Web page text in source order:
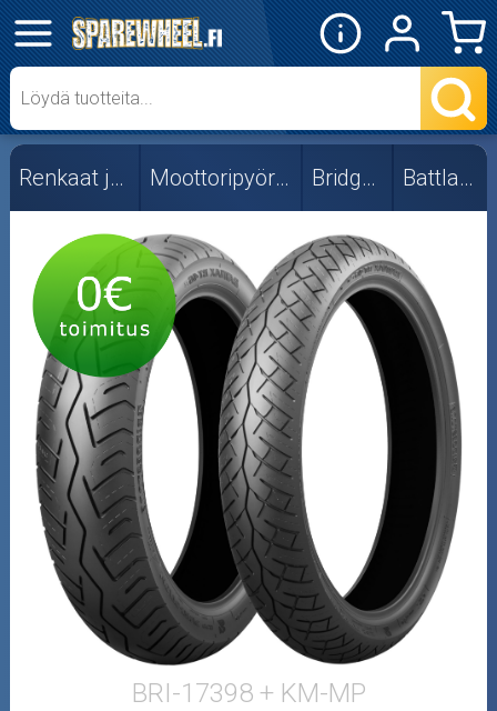
✕
Mopon osat
Skootterin osat
Crossipyörän osat
Moottoripyörän osat
Moottorikelkan osat
Mopoauton osat
Mönkijän osat
Puutarha ja metsä
Ajovarusteet
Nastarenkaat
Renkaat ja vanteet
Renkaat ja vanteet Moottoripyörän renkaat Bridgestone Battlax BT46
BRI-17398 + KM-MP